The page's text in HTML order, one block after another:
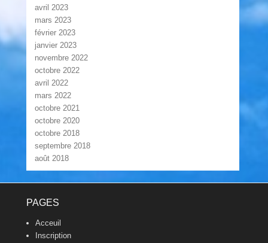
avril 2023
mars 2023
février 2023
janvier 2023
novembre 2022
octobre 2022
avril 2022
mars 2022
octobre 2021
octobre 2020
octobre 2018
septembre 2018
août 2018
PAGES
Acceuil
Inscription